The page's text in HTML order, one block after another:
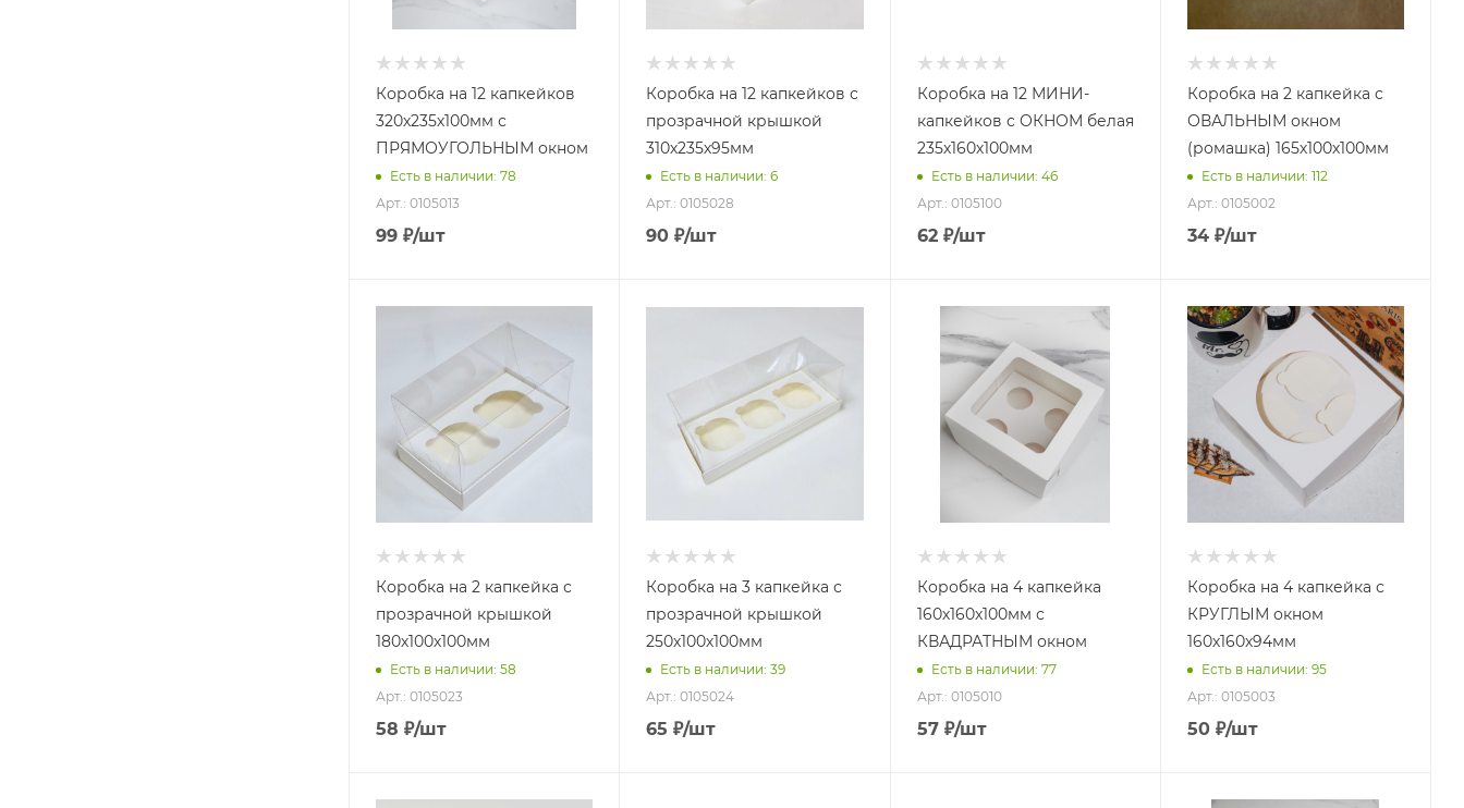
Коробка на 12 капкейков
320х235х100мм с
ПРЯМОУГОЛЬНЫМ окном
Есть в наличии: 78
Арт.: 0105013
99 ₽/шт
Коробка на 12 капкейков с
прозрачной крышкой
310х235х95мм
Есть в наличии: 6
Арт.: 0105028
90 ₽/шт
Коробка на 12 МИНИ-
капкейков с ОКНОМ белая
235х160х100мм
Есть в наличии: 46
Арт.: 0105100
62₽/шт
Коробка на 2 капкейка с
ОВАЛЬНЫМ окном
(ромашка) 165х100х100мм
Есть в наличии: 112
Арт.: 0105002
34₽/шт
Коробка на 2 капкейка с
прозрачной крышкой
180х100х100мм
Есть в наличии: 58
Арт.: 0105023
58 ₽/шт
Коробка на 3 капкейка с
прозрачной крышкой
250х100х100мм
Есть в наличии: 39
Арт.: 0105024
65 ₽/шт
Коробка на 4 капкейка
160х160х100мм с
КВАДРАТНЫМ окном
Есть в наличии: 77
Арт.: 0105010
57₽/шт
Коробка на 4 капкейка с
КРУГЛЫМ окном
160х160х94мм
Есть в наличии: 95
Арт.: 0105003
50₽/шт